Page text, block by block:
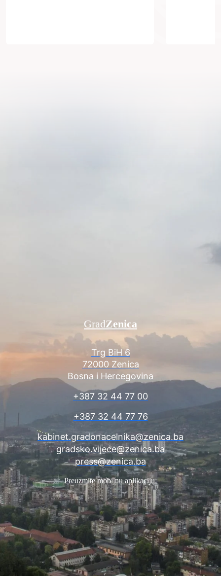
Trg BiH 6
72000 Zenica
Bosna i Hercegovina
+387 32 44 77 00
+387 32 44 77 76
kabinet.gradonacelnika@zenica.ba
gradsko.vijece@zenica.ba
press@zenica.ba
GradZenica
Preuzmite mobilnu aplikaciju: